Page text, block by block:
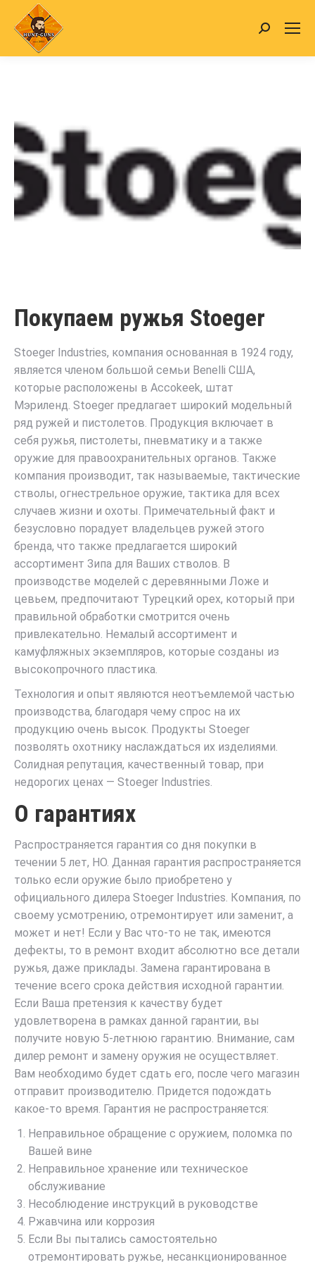
Search:
Покупаем ружья Stoeger
Stoeger Industries, компания основанная в 1924 году,
является членом большой семьи Benelli США,
которые расположены в Accokeek, штат
Мэриленд. Stoeger предлагает широкий модельный
ряд ружей и пистолетов. Продукция включает в
себя ружья, пистолеты, пневматику и а также
оружие для правоохранительных органов. Также
компания производит, так называемые, тактические
стволы, огнестрельное оружие, тактика для всех
случаев жизни и охоты. Примечательный факт и
безусловно порадует владельцев ружей этого
бренда, что также предлагается широкий
ассортимент Зипа для Ваших стволов. В
производстве моделей с деревянными Ложе и
цевьем, предпочитают Турецкий орех, который при
правильной обработки смотрится очень
привлекательно. Немалый ассортимент и
камуфляжных экземпляров, которые созданы из
высокопрочного пластика.
Технология и опыт являются неотъемлемой частью
производства, благодаря чему спрос на их
продукцию очень высок. Продукты Stoeger
позволять охотнику наслаждаться их изделиями.
Солидная репутация, качественный товар, при
недорогих ценах — Stoeger Industries.
О гарантиях
Распространяется гарантия со дня покупки в
течении 5 лет, НО. Данная гарантия распространяется
только если оружие было приобретено у
официального дилера Stoeger Industries. Компания, по
своему усмотрению, отремонтирует или заменит, а
может и нет! Если у Вас что-то не так, имеются
дефекты, то в ремонт входит абсолютно все детали
ружья, даже приклады. Замена гарантирована в
течение всего срока действия исходной гарантии.
Если Ваша претензия к качеству будет
удовлетворена в рамках данной гарантии, вы
получите новую 5-летнюю гарантию. Внимание, сам
дилер ремонт и замену оружия не осуществляет.
Вам необходимо будет сдать его, после чего магазин
отправит производителю. Придется подождать
какое-то время. Гарантия не распространяется:
Неправильное обращение с оружием, поломка по
Вашей вине
Неправильное хранение или техническое
обслуживание
Несоблюдение инструкций в руководстве
Ржавчина или коррозия
Если Вы пытались самостоятельно
отремонтировать ружье, несанкционированное